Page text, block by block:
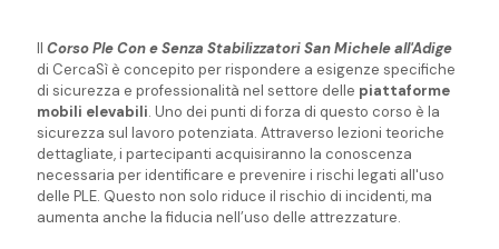
Il Corso Ple Con e Senza Stabilizzatori San Michele all'Adige
di CercaSì è concepito per rispondere a esigenze specifiche
di sicurezza e professionalità nel settore delle piattaforme
mobili elevabili. Uno dei punti di forza di questo corso è la
sicurezza sul lavoro potenziata. Attraverso lezioni teoriche
dettagliate, i partecipanti acquisiranno la conoscenza
necessaria per identificare e prevenire i rischi legati all'uso
delle PLE. Questo non solo riduce il rischio di incidenti, ma
aumenta anche la fiducia nell’uso delle attrezzature.